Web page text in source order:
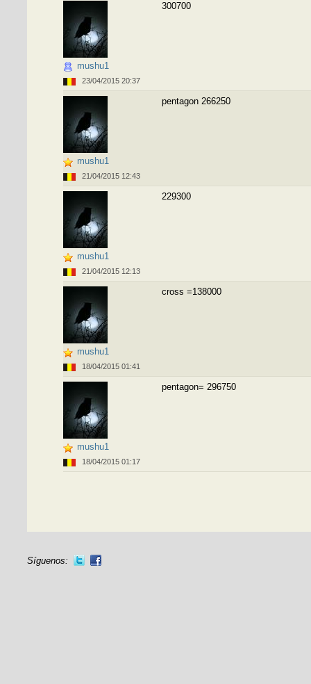
mushu1
23/04/2015 20:37
300700
mushu1
21/04/2015 12:43
pentagon 266250
mushu1
21/04/2015 12:13
229300
mushu1
18/04/2015 01:41
cross =138000
mushu1
18/04/2015 01:17
pentagon= 296750
Síguenos: